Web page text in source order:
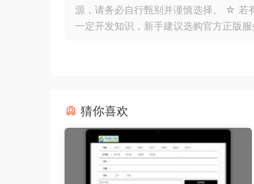
源，请务必自行甄别并谨慎选择。 ☆ 若
一定开发知识，新手建议选购官方正版服
猜你喜欢